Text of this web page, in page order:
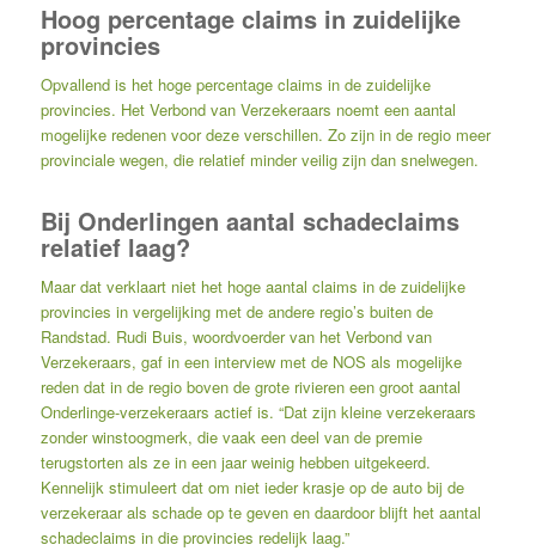
Hoog percentage claims in zuidelijke
provincies
Opvallend is het hoge percentage claims in de zuidelijke
provincies. Het Verbond van Verzekeraars noemt een aantal
mogelijke redenen voor deze verschillen. Zo zijn in de regio meer
provinciale wegen, die relatief minder veilig zijn dan snelwegen.
Bij Onderlingen aantal schadeclaims
relatief laag?
Maar dat verklaart niet het hoge aantal claims in de zuidelijke
provincies in vergelijking met de andere regio’s buiten de
Randstad. Rudi Buis, woordvoerder van het Verbond van
Verzekeraars, gaf in een interview met de NOS als mogelijke
reden dat in de regio boven de grote rivieren een groot aantal
Onderlinge-verzekeraars actief is. “Dat zijn kleine verzekeraars
zonder winstoogmerk, die vaak een deel van de premie
terugstorten als ze in een jaar weinig hebben uitgekeerd.
Kennelijk stimuleert dat om niet ieder krasje op de auto bij de
verzekeraar als schade op te geven en daardoor blijft het aantal
schadeclaims in die provincies redelijk laag.”